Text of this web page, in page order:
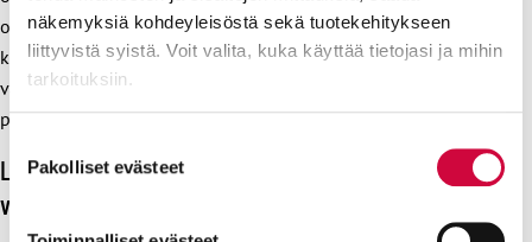
näkemyksiä kohdeyleisöstä sekä tuotekehitykseen
liittyvistä syistä. Voit valita, kuka käyttää tietojasi ja mihin
tarkoituksiin.
voit määrittää asetuksesi
. Voit muuttaa
valinta
Pakolliset evästeet
on tarkoitettu varhaiskasvatuksen kehittämisen välineeksi, ei
kritiikiksi. Ilman ilmoituksia syntyy virheellinen kuva
varhaiskasvatuksen tilasta, ja epäkohtiin puuttuminen jää
puolitiehen.
Laadukas varhaiskasvatus ei synny itsestään – se
vaatii panostuksia